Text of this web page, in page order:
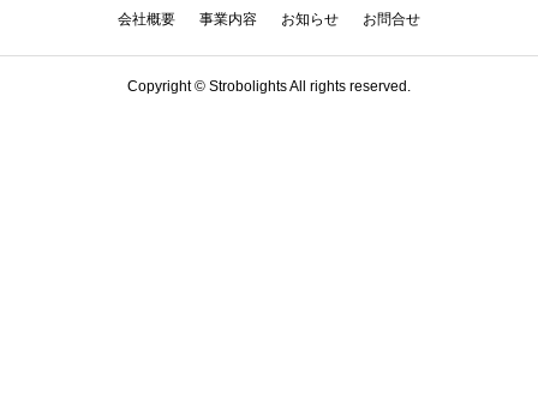
会社概要 事業内容 お知らせ お問合せ
Copyright © Strobolights All rights reserved.